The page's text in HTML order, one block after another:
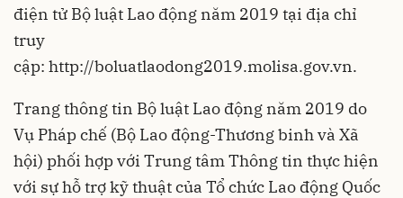
điện tử Bộ luật Lao động năm 2019 tại địa chỉ
truy
cập: http://boluatlaodong2019.molisa.gov.vn.
Trang thông tin Bộ luật Lao động năm 2019 do
Vụ Pháp chế (Bộ Lao động-Thương binh và Xã
hội) phối hợp với Trung tâm Thông tin thực hiện
với sự hỗ trợ kỹ thuật của Tổ chức Lao động Quốc